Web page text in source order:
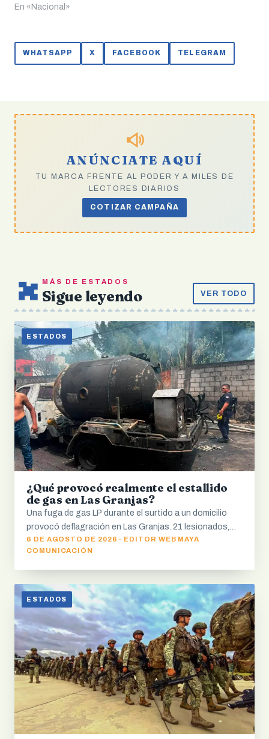
En «Nacional»
WHATSAPP X FACEBOOK TELEGRAM
ANÚNCIATE AQUÍ
TU MARCA FRENTE AL PODER Y A MILES DE
LECTORES DIARIOS
COTIZAR CAMPAÑA
MÁS DE ESTADOS
Sigue leyendo VER TODO
ESTADOS
¿Qué provocó realmente el estallido
de gas en Las Granjas?
Una fuga de gas LP durante el surtido a un domicilio
provocó deflagración en Las Granjas. 21 lesionados,…
6 DE AGOSTO DE 2026 · EDITOR WEB MAYA
COMUNICACIÓN
ESTADOS